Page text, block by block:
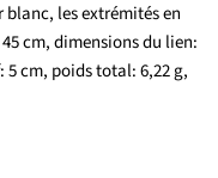
les extrémités en
cm, dimensions du lien:
5 cm, poids total: 6,22 g,